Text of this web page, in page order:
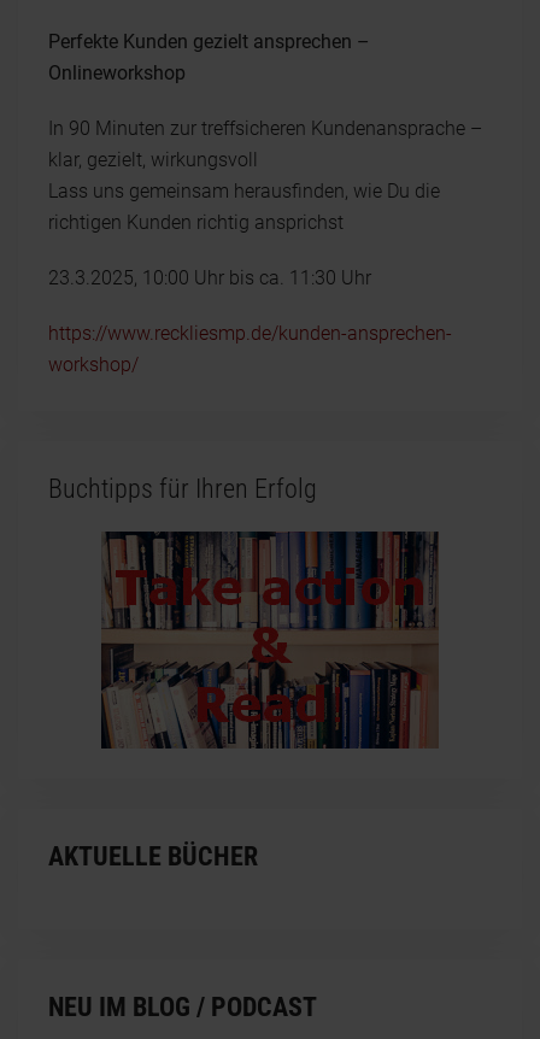
Perfekte Kunden gezielt ansprechen –
Onlineworkshop
In 90 Minuten zur treffsicheren Kundenansprache –
klar, gezielt, wirkungsvoll
Lass uns gemeinsam herausfinden, wie Du die
richtigen Kunden richtig ansprichst
23.3.2025, 10:00 Uhr bis ca. 11:30 Uhr
https://www.reckliesmp.de/kunden-ansprechen-
workshop/
Buchtipps für Ihren Erfolg
AKTUELLE BÜCHER
NEU IM BLOG / PODCAST